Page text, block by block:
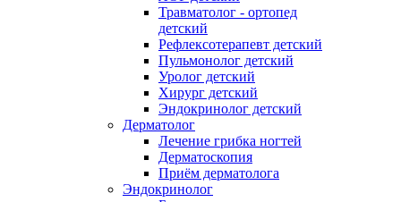
Травматолог - ортопед
детский
Рефлексотерапевт детский
Пульмонолог детский
Уролог детский
Хирург детский
Эндокринолог детский
Дерматолог
Лечение грибка ногтей
Дерматоскопия
Приём дерматолога
Эндокринолог